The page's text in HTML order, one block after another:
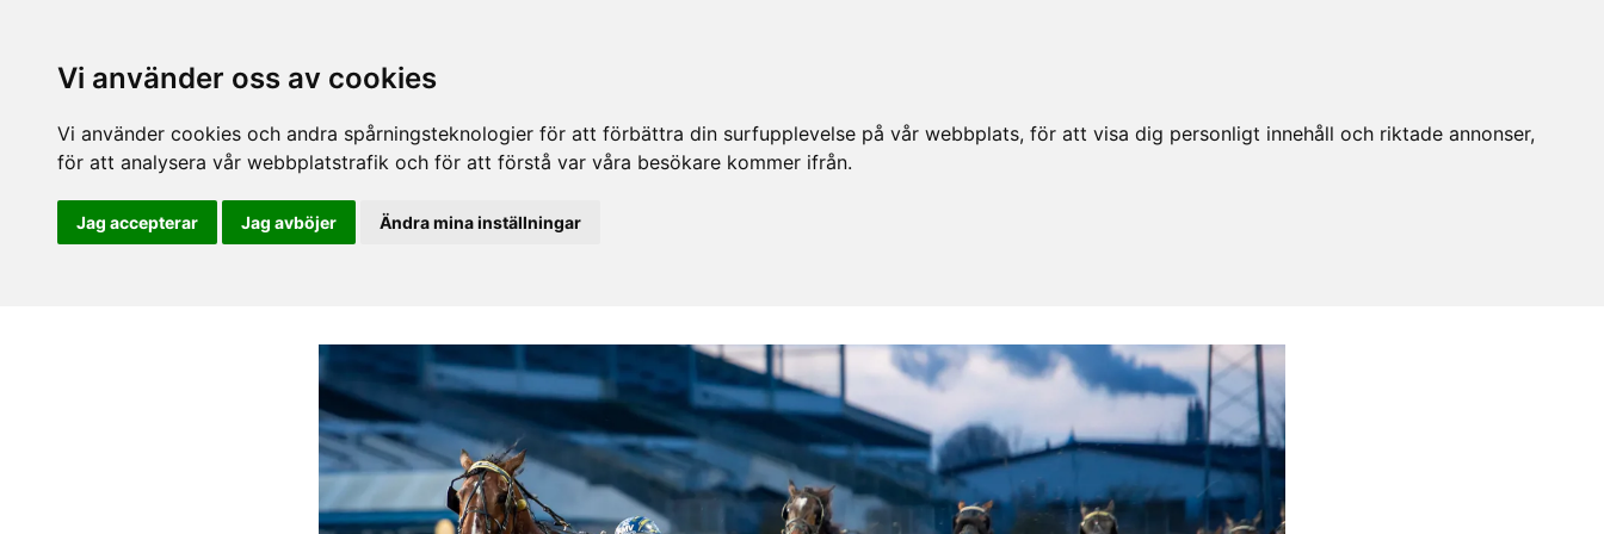
Vi använder oss av cookies
Vi använder cookies och andra spårningsteknologier för att förbättra din surfupplevelse på vår webbplats, för att visa dig personligt innehåll och riktade annonser,
för att analysera vår webbplatstrafik och för att förstå var våra besökare kommer ifrån.
Jag accepterar Jag avböjer Ändra mina inställningar